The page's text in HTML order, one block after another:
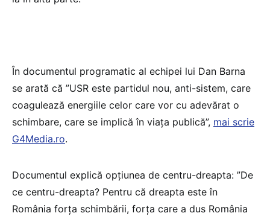
În documentul programatic al echipei lui Dan Barna
se arată că ”USR este partidul nou, anti-sistem, care
coagulează energiile celor care vor cu adevărat o
schimbare, care se implică în viața publică”, mai scrie
G4Media.ro.
Documentul explică opțiunea de centru-dreapta: ”De
ce centru-dreapta? Pentru că dreapta este în
România forța schimbării, forța care a dus România